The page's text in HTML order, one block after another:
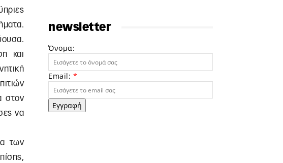
και
στον
να
των
newsletter
Όνομα:
Email: *
Εγγραφή